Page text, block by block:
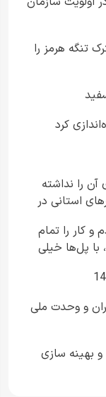
تنگه هرمز را
را نداشته
استانی در
و کار را تمام
با پل‌ها خیلی
از یک
و وحدت ملی
بهینه سازی